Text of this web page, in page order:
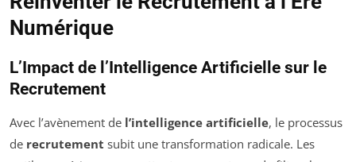
Numérique
L’Impact de l’Intelligence Artificielle sur le
Recrutement
Avec l’avènement de l’intelligence artificielle, le processus
de recrutement subit une transformation radicale. Les